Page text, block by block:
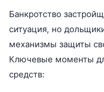
Банкротство
ситуация, но
механизмы защиты
Ключевые моменты
средств: